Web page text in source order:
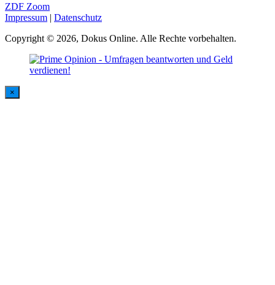
ZDF Zoom
Impressum | Datenschutz
Copyright © 2026, Dokus Online. Alle Rechte vorbehalten.
×